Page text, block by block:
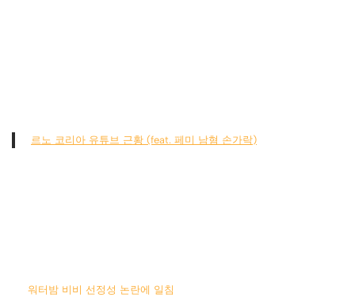
르노 코리아 유튜브 근황 (feat. 페미 남혐 손가락)
워터밤 비비 선정성 논란에 일침